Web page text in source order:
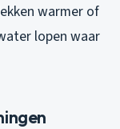
warmer of
lopen waar